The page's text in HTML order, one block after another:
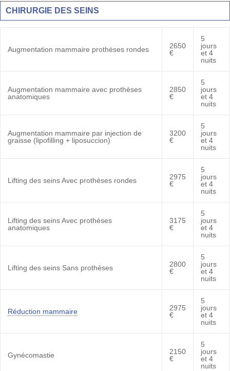
CHIRURGIE DES SEINS
Augmentation mammaire prothèses rondes
2650
€
5
jours
et 4
nuits
Augmentation mammaire avec prothèses
anatomiques
2850
€
5
jours
et 4
nuits
Augmentation mammaire par injection de
graisse (lipofilling + liposuccion)
3200
€
5
jours
et 4
nuits
Lifting des seins Avec prothèses rondes
2975
€
5
jours
et 4
nuits
Lifting des seins Avec prothèses
anatomiques
3175
€
5
jours
et 4
nuits
Lifting des seins Sans prothèses
2800
€
5
jours
et 4
nuits
Réduction mammaire
2975
€
5
jours
et 4
nuits
Gynécomastie
2150
€
5
jours
et 4
nuits